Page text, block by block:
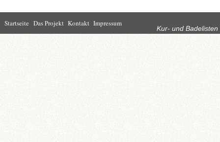
Startseite
Leben in Bad
Homburg
Rathaus
Kultur Wirtschaft
Kur und
Tourismus
Kur- und Badelisten
Startseite Das Projekt Kontakt Impressum